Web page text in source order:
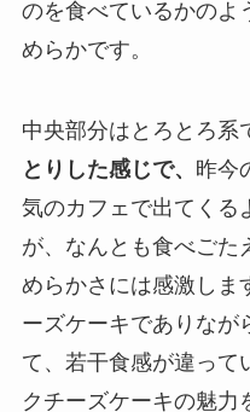
のを食べているかのよ
めらかです。
中央部分はとろとろ系
とりした感じで、 昨今
気のカフェで出てくる
が、なんとも食べごた
めらかさには感激しま
ーズケーキでありなが
て、若干食感が違って
クチーズケーキの魅力